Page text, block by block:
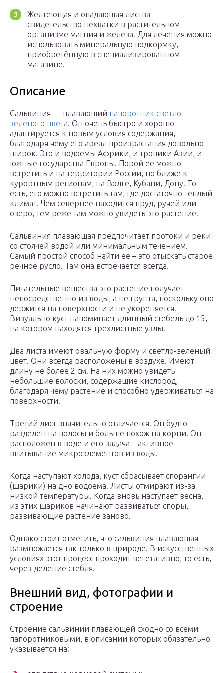
Желтеющая и опадающая листва —
свидетельство нехватки в растительном
организме магния и железа. Для лечения можно
использовать минеральную подкормку,
приобретённую в специализированном
магазине.
Описание
Сальвиния — плавающий папоротник светло-
зеленого цвета. Он очень быстро и хорошо
адаптируется к новым условия содержания,
благодаря чему его ареал произрастания довольно
широк. Это и водоемы Африки, и тропики Азии, и
южные государства Европы. Порой ее можно
встретить и на территории России, но ближе к
курортным регионам, на Волге, Кубани, Дону. То
есть, его можно встретить там, где достаточно теплый
климат. Чем севернее находится пруд, ручей или
озеро, тем реже там можно увидеть это растение.
Сальвиния плавающая предпочитает протоки и реки
со стоячей водой или минимальным течением.
Самый простой способ найти ее – это отыскать старое
речное русло. Там она встречается всегда.
Питательные вещества это растение получает
непосредственно из воды, а не грунта, поскольку оно
держится на поверхности и не укореняется.
Визуально куст напоминает длинный стебель до 15,
на котором находятся трехлистные узлы.
Два листа имеют овальную форму и светло-зеленый
цвет. Они всегда расположены в воздухе. Имеют
длину не более 2 см. На них можно увидеть
небольшие волоски, содержащие кислород,
благодаря чему растение и способно удерживаться на
поверхности.
Третий лист значительно отличается. Он будто
разделен на полосы и больше похож на корни. Он
расположен в воде и его задача – активное
впитывание микроэлементов из воды.
Когда наступают холода, куст сбрасывает спорангии
(шарики) на дно водоема. Листы отмирают из-за
низкой температуры. Когда вновь наступает весна,
из этих шариков начинают развиваться споры,
развивающие растение заново.
Однако стоит отметить, что сальвиния плавающая
размножается так только в природе. В искусственных
условиях этот процесс проходит вегетативно, то есть,
через деление стебля.
Внешний вид, фотографии и
строение
Строение сальвинии плавающей сходно со всеми
папоротниковыми, в описании которых обязательно
указывается на: